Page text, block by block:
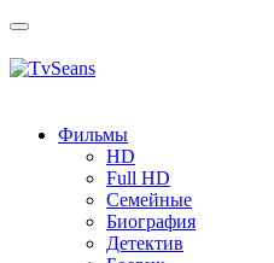
Toggle
Фильмы
HD
Full HD
Семейные
Биография
Детектив